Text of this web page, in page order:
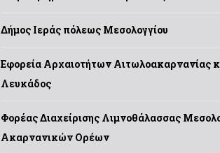
Δήμος Ιεράς πόλεως Μεσολογγίου
Εφορεία Αρχαιοτήτων Αιτωλοακαρνανίας
Λευκάδος
Φορέας Διαχείρισης Λιμνοθάλασσας
Ακαρνανικών Ορέων